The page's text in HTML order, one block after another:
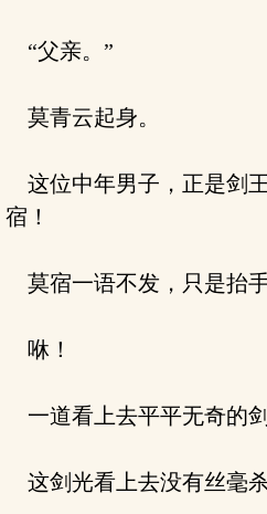
“父亲。”
莫青云起身。
这位中年男子，正是剑
宿！
莫宿一语不发，只是抬手
咻！
一道看上去平平无奇的
这剑光看上去没有丝毫杀